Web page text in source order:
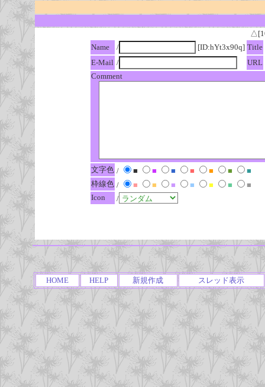
Name
/ [ID:hYt3x90q] Title
E-Mail / URL
Comment
文字色 / ■ ■ ■ ■ ■ ■
■
枠線色 / ■ ■ ■ ■ ■ ■
■
Icon
/
HOME HELP 新規作成 スレッド表示